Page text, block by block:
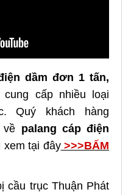
dầm đơn 1 tấn,
cấp nhiều loại
Quý khách hàng
về palang cáp điện
xem tại đây >>>BẤM
cầu trục Thuận Phát